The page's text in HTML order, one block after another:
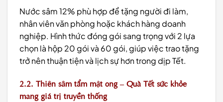
Nước sâm 12% phù hợp để tặng người đi làm,
nhân viên văn phòng hoặc khách hàng doanh
nghiệp. Hình thức đóng gói sang trọng với 2 lựa
chọn là hộp 20 gói và 60 gói, giúp việc trao tặng
trở nên thuận tiện và lịch sự hơn trong dịp Tết.
2.2. Thiên sâm tẩm mật ong – Quà Tết sức khỏe
mang giá trị truyền thống